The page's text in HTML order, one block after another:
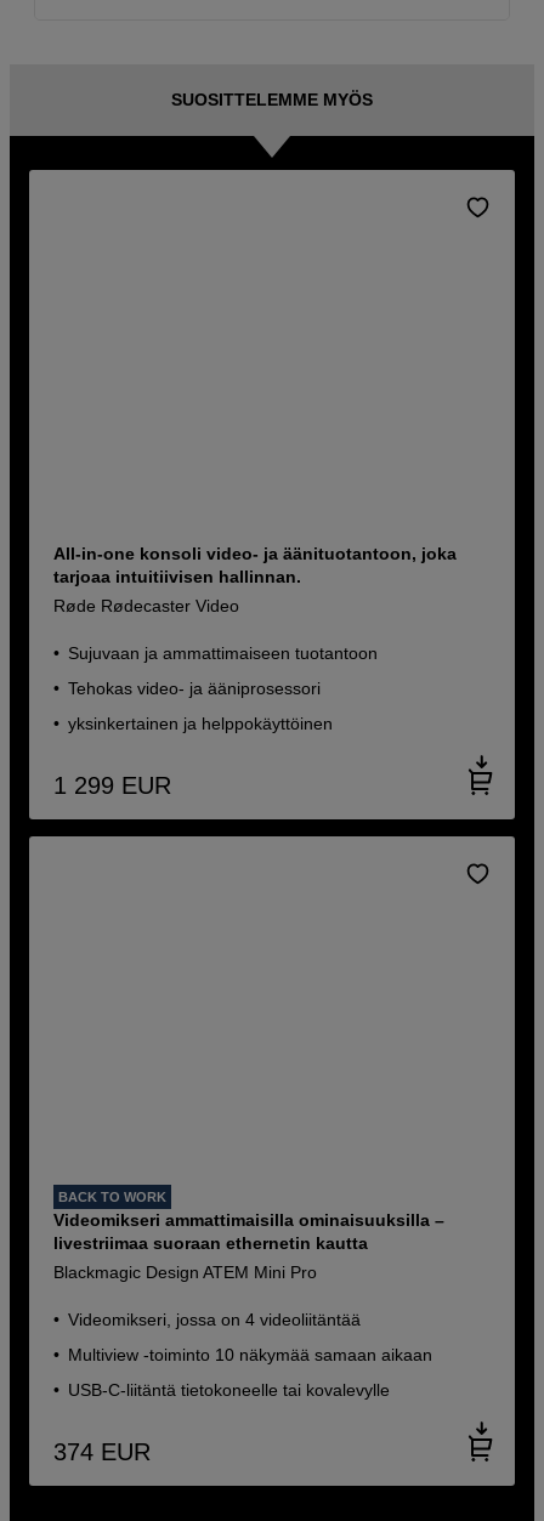
SUOSITTELEMME MYÖS
All-in-one konsoli video- ja äänituotantoon, joka
tarjoaa intuitiivisen hallinnan.
Røde Rødecaster Video
Sujuvaan ja ammattimaiseen tuotantoon
Tehokas video- ja ääniprosessori
yksinkertainen ja helppokäyttöinen
1 299 EUR
BACK TO WORK
Videomikseri ammattimaisilla ominaisuuksilla –
livestriimaa suoraan ethernetin kautta
Blackmagic Design ATEM Mini Pro
Videomikseri, jossa on 4 videoliitäntää
Multiview -toiminto 10 näkymää samaan aikaan
USB-C-liitäntä tietokoneelle tai kovalevylle
374 EUR